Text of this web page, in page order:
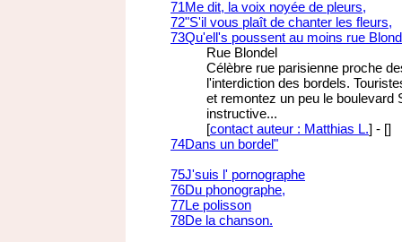
71Me dit, la voix noyée de pleurs,
72"S'il vous plaît de chanter les fleurs,
73Qu'ell's poussent au moins rue
Rue Blondel
Célèbre rue parisienne proche
l'interdiction des bordels.
et remontez un peu le boulevard
instructive...
[contact auteur : Matthias L.] - []
74Dans un bordel"
75J'suis l' pornographe
76Du phonographe,
77Le polisson
78De la chanson.